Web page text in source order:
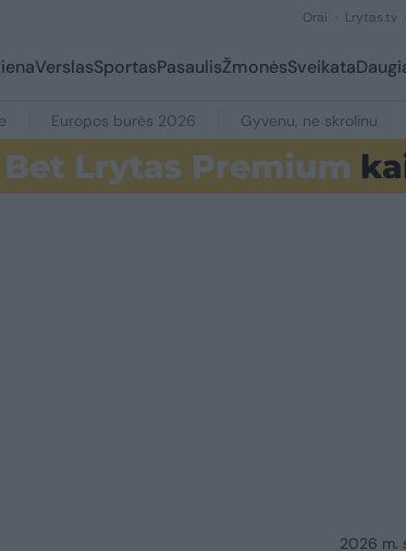
Orai Lrytas.tv
VerslasSportasPasaulisŽmonėsSveikata
Europos burės 2026 Gyvenu, ne skrolinu
2026 m.